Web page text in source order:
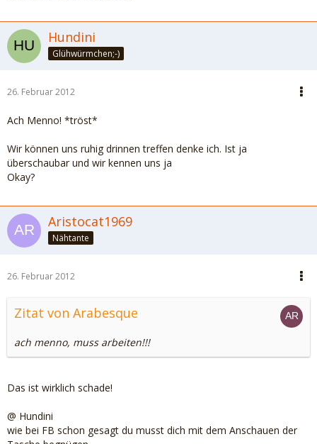
Hundini
Glühwürmchen;-)
26. Februar 2012
Ach Menno! *tröst*
Wir können uns ruhig drinnen treffen denke ich. Ist ja
überschaubar und wir kennen uns ja
Okay?
Aristocat1969
Nähtante
26. Februar 2012
Zitat von Arabesque
ach menno, muss arbeiten!!!
Das ist wirklich schade!
@ Hundini
wie bei FB schon gesagt du musst dich mit dem Anschauen der